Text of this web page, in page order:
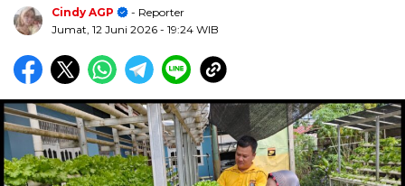
Cindy AGP
- Reporter
Jumat, 12 Juni 2026 - 19:24 WIB